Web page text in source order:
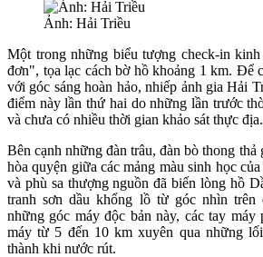
Ảnh: Hải Triều
Một trong những biểu tượng check-in
đơn", tọa lạc cách bờ hồ khoảng 1 km. Để
với góc sáng hoàn hảo, nhiếp ảnh gia Hải
điểm này lần thứ hai do những lần trước
và chưa có nhiều thời gian khảo sát thực địa.
Bên cạnh những đàn trâu, đàn bò thong
hòa quyện giữa các mảng màu sinh học
và phù sa thượng nguồn đã biến lòng hồ
tranh sơn dầu khổng lồ từ góc nhìn
những góc máy độc bản này, các tay máy
máy từ 5 đến 10 km xuyên qua những
thành khi nước rút.